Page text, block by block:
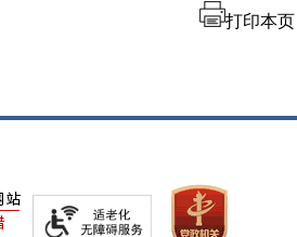
打印本页